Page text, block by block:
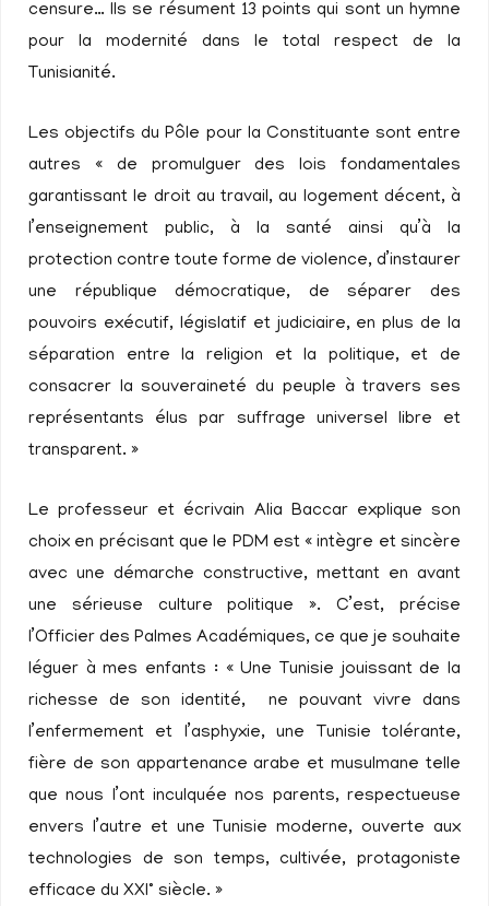
censure… Ils se résument 13 points qui sont un hymne
pour la modernité dans le total respect de la
Tunisianité.
Les objectifs du Pôle pour la Constituante sont entre
autres « de promulguer des lois fondamentales
garantissant le droit au travail, au logement décent, à
l’enseignement public, à la santé ainsi qu’à la
protection contre toute forme de violence, d’instaurer
une république démocratique, de séparer des
pouvoirs exécutif, législatif et judiciaire, en plus de la
séparation entre la religion et la politique, et de
consacrer la souveraineté du peuple à travers ses
représentants élus par suffrage universel libre et
transparent. »
Le professeur et écrivain Alia Baccar explique son
choix en précisant que le PDM est « intègre et sincère
avec une démarche constructive, mettant en avant
une sérieuse culture politique ». C’est, précise
l’Officier des Palmes Académiques, ce que je souhaite
léguer à mes enfants : « Une Tunisie jouissant de la
richesse de son identité, ne pouvant vivre dans
l’enfermement et l’asphyxie, une Tunisie tolérante,
fière de son appartenance arabe et musulmane telle
que nous l’ont inculquée nos parents, respectueuse
envers l’autre et une Tunisie moderne, ouverte aux
technologies de son temps, cultivée, protagoniste
efficace du XXI° siècle. »